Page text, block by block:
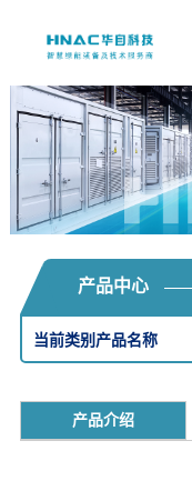
产品中心
当前类别产品名称
产品介绍